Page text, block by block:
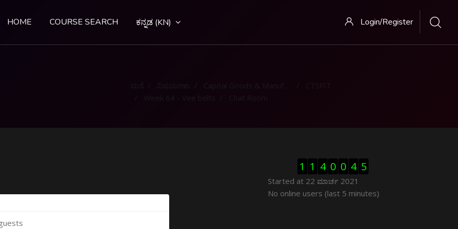
HOME COURSE SEARCH ಕನ್ನಡ ‎(KN)‎ Login/Register
ಬದಲಿಸು Visitor Counter
1 1 4 0 0 4 5
Started at 22 ಮಾರ್ಚ 2021
ಬದಲಿಸು ನೇರಜಾಲದಲ್ಲಿರುವ ಬಳಕೆದಾರರು
No online users (last 5 minutes)